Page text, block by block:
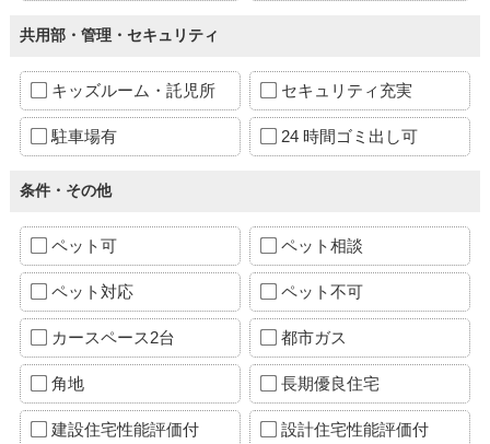
共用部・管理・セキュリティ
キッズルーム・託児所 セキュリティ充実
駐車場有 24 時間ゴミ出し可
条件・その他
ペット可 ペット相談
ペット対応 ペット不可
カースペース2台 都市ガス
角地 長期優良住宅
建設住宅性能評価付 設計住宅性能評価付